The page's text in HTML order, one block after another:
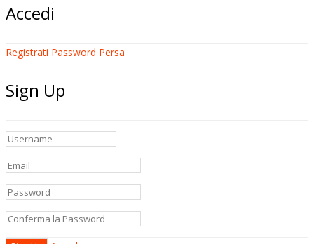
Accedi
Registrati Password Persa
Sign Up